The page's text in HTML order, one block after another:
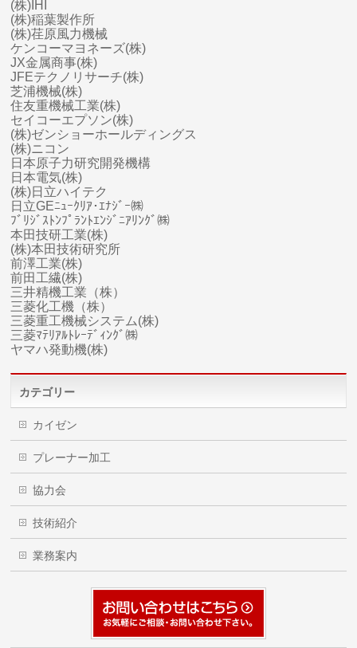
(株)IHI
(株)稲葉製作所
(株)荏原風力機械
ケンコーマヨネーズ(株)
JX金属商事(株)
JFEテクノリサーチ(株)
芝浦機械(株)
住友重機械工業(株)
セイコーエプソン(株)
(株)ゼンショーホールディングス
(株)ニコン
日本原子力研究開発機構
日本電気(株)
(株)日立ハイテク
日立GEﾆｭｰｸﾘｱ･ｴﾅｼﾞｰ㈱
ﾌﾞﾘｼﾞｽﾄﾝﾌﾟﾗﾝﾄｴﾝｼﾞﾆｱﾘﾝｸﾞ㈱
本田技研工業(株)
(株)本田技術研究所
前澤工業(株)
前田工繊(株)
三井精機工業（株）
三菱化工機（株）
三菱重工機械システム(株)
三菱ﾏﾃﾘｱﾙﾄﾚｰﾃﾞｨﾝｸﾞ㈱
ヤマハ発動機(株)
カテゴリー
カイゼン
プレーナー加工
協力会
技術紹介
業務案内